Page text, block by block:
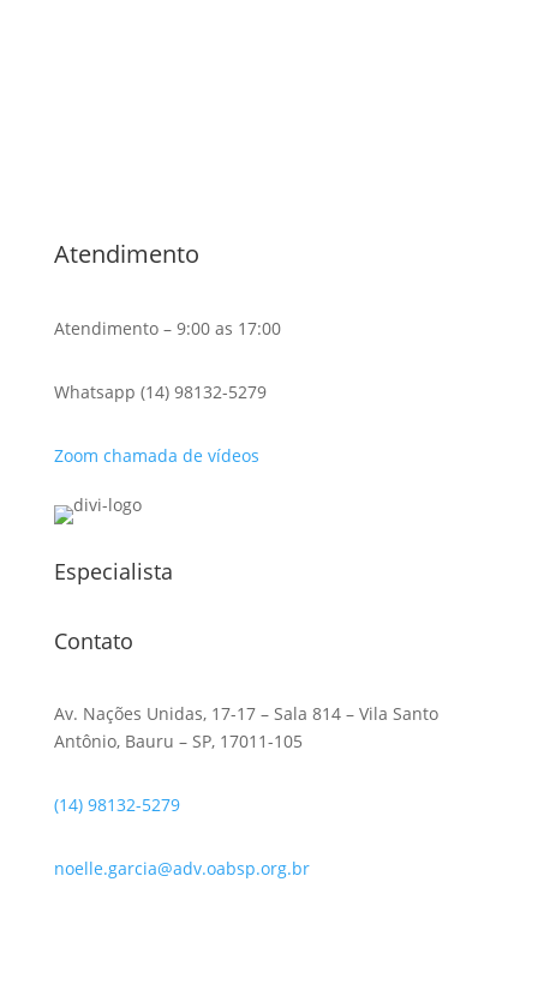
Atendimento
Atendimento – 9:00 as 17:00
Whatsapp (14) 98132-5279
Zoom chamada de vídeos
Especialista
Contato
Av. Nações Unidas, 17-17 – Sala 814 – Vila Santo
Antônio, Bauru – SP, 17011-105
(14) 98132-5279
noelle.garcia@adv.oabsp.org.br